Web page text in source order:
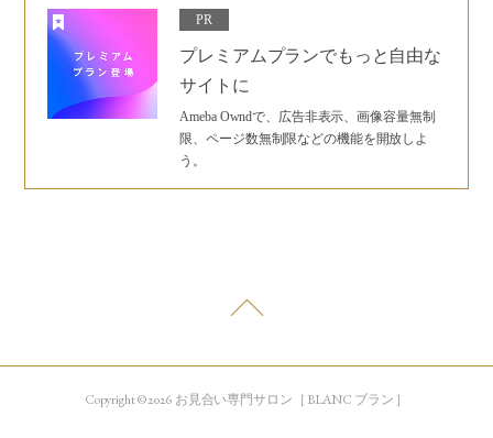
PR
プレミアムプランでもっと自由な
サイトに
Ameba Owndで、広告非表示、画像容量無制
限、ページ数無制限などの機能を開放しよ
う。
Copyright © 2026 お見合い専門サロン［ BLANC ブラン ］